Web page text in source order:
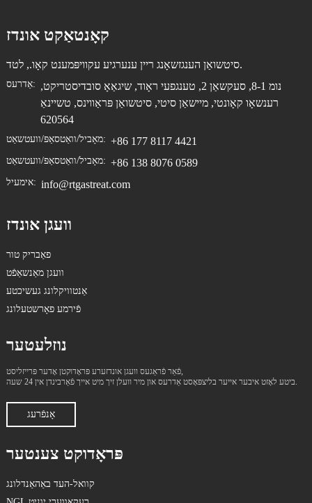
קאָנטאַקט אונדז
סיטשואַן הענגזשאָנג ריין ענערגיע עקוויפּמענט קאָו., לטד.
אַדרעס: נומ 8-1, סעקשאַן 2, טענגפעי ראָוד, שיגאַאָ סובדיסטריקט,
רענשאָו קאָונטי, מיישאַן סיטי, סיטשואַן פּראַווינס, טשיינאַ
620564
מאָביל/וואַטסאַפּ/וועטשאַט: +86 177 8117 4421
מאָביל/וואַטסאַפּ/וועטשאַט: +86 138 8076 0589
אימעיל: info@rtgastreat.com
וועגן אונדז
פאַבריק טור
וועגן מאַנשאַפֿט
אַנטוויקלונג געשיכטע
פֿירמע פאָרשטעלונג
נוזלעטער
פֿאַר פֿראַגעס וועגן אונדזערע פּראָדוקטן אָדער פּרייזליסט,
ביטע לאָזט איבער אייער בליצפּאָסט אַדרעס און מיר וועלן זיך מיט אייך פֿאַרבינדן אין 24 שעה.
אָנפֿרעג
פּראָדוקט צענטער
קוואל-העד באַהאַנדלונג